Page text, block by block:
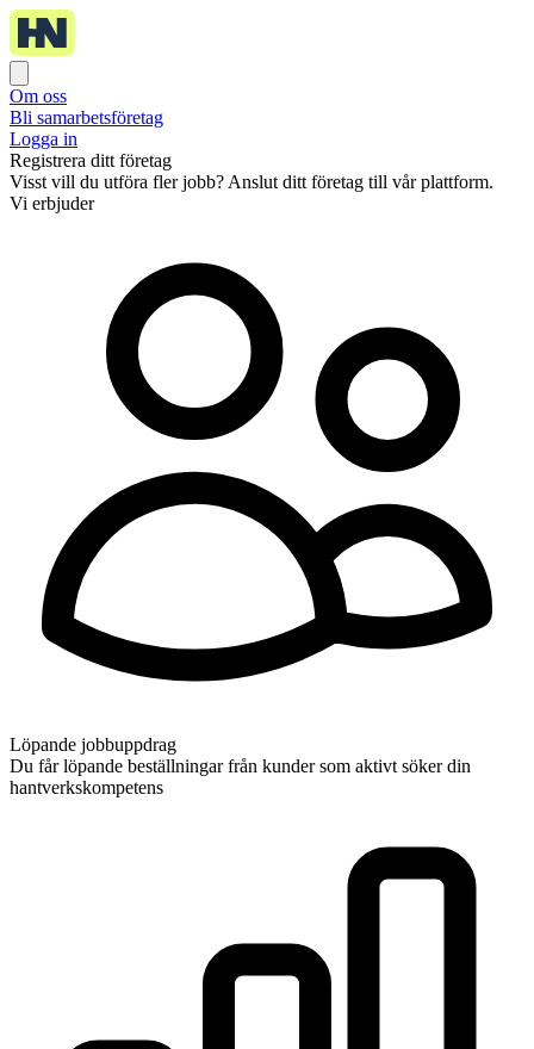
Om oss
Bli samarbetsföretag
Logga in
Registrera ditt företag
Visst vill du utföra fler jobb? Anslut ditt företag till vår plattform.
Vi erbjuder
Löpande jobbuppdrag
Du får löpande beställningar från kunder som aktivt söker din
hantverkskompetens